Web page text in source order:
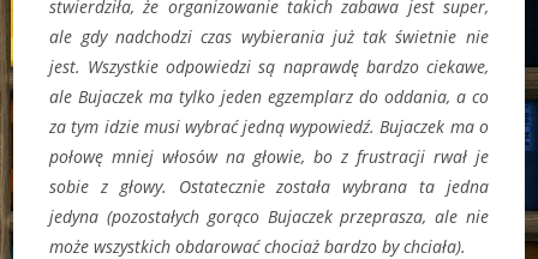
stwierdziła, że organizowanie takich zabawa jest super,
ale gdy nadchodzi czas wybierania już tak świetnie nie
jest. Wszystkie odpowiedzi są naprawdę bardzo ciekawe,
ale Bujaczek ma tylko jeden egzemplarz do oddania, a co
za tym idzie musi wybrać jedną wypowiedź. Bujaczek ma o
połowę mniej włosów na głowie, bo z frustracji rwał je
sobie z głowy. Ostatecznie została wybrana ta jedna
jedyna (pozostałych gorąco Bujaczek przeprasza, ale nie
może wszystkich obdarować chociaż bardzo by chciała).